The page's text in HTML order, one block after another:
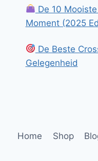
De 10
Moment (2025
De Beste
Gelegenheid
Home Shop